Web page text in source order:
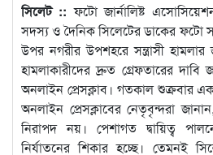
সিলেট ::ফটো জার্নালিষ্ট
সদস্য ও দৈনিক সিলেটের ডাকের ফটো
উপর নগরীর উপশহরে সন্ত্রাসী হামলার
হামলাকারীদের দ্রুত গ্রেফতারের দাবি
অনলাইন প্রেসক্লাব। গতকাল শুক্রবার এক
অনলাইন প্রেসক্লাবের নেতৃবৃন্দরা
নিরাপদ নয়। পেশাগত দ্বায়িত্ব
নির্যাতনের শিকার হচ্ছে। তেমনই